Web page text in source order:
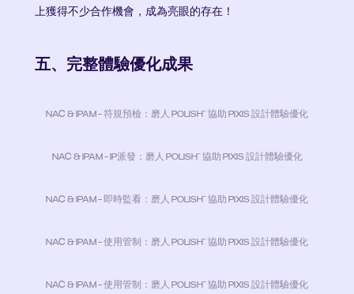
上獲得不少合作機會，成為亮眼的存在！
五、完整體驗優化成果
NAC & IPAM - 符規預檢：磨人 POLISH™ 協助 PIXIS 設計體驗優化
NAC & IPAM - IP派發：磨人 POLISH™ 協助 PIXIS 設計體驗優化
NAC & IPAM - 即時監看：磨人 POLISH™ 協助 PIXIS 設計體驗優化
NAC & IPAM - 使用管制：磨人 POLISH™ 協助 PIXIS 設計體驗優化
NAC & IPAM - 使用管制：磨人 POLISH™ 協助 PIXIS 設計體驗優化